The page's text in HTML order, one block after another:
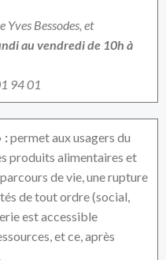
Yves Bessodes, et
au vendredi de 10h à
94 01
:permet aux usagers du
produits alimentaires et
de vie, une rupture
de tout ordre (social,
est accessible
et ce, après